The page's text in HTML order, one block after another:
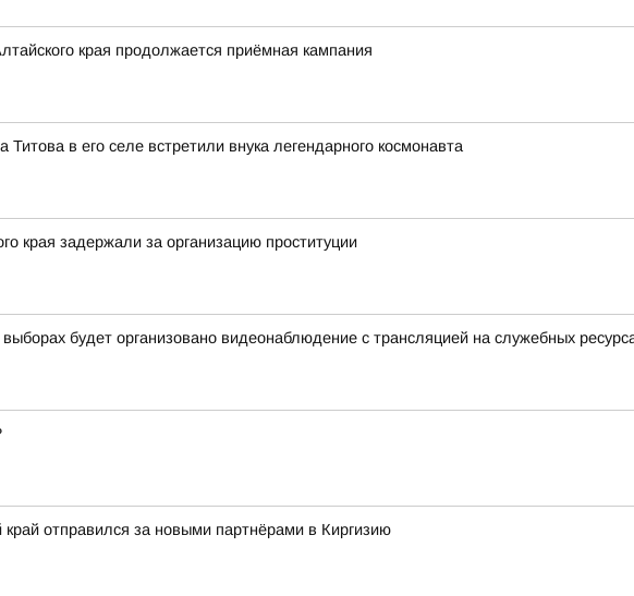
края продолжается приёмная кампания
в его селе встретили внука легендарного космонавта
края задержали за организацию проституции
будет организовано видеонаблюдение с трансляцией на служебных
край отправился за новыми партнёрами в Киргизию